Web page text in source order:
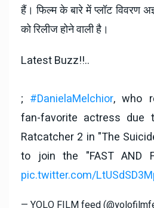
हैं। फिल्म के बारे में प्लॉट विवरण
को रिलीज होने वाली है।
Latest Buzz!!..
; #DanielaMelchior, who
fan-favorite actress due
Ratcatcher 2 in "The
to join the "FAST AND
pic.twitter.com/
— YOLO FILM feed